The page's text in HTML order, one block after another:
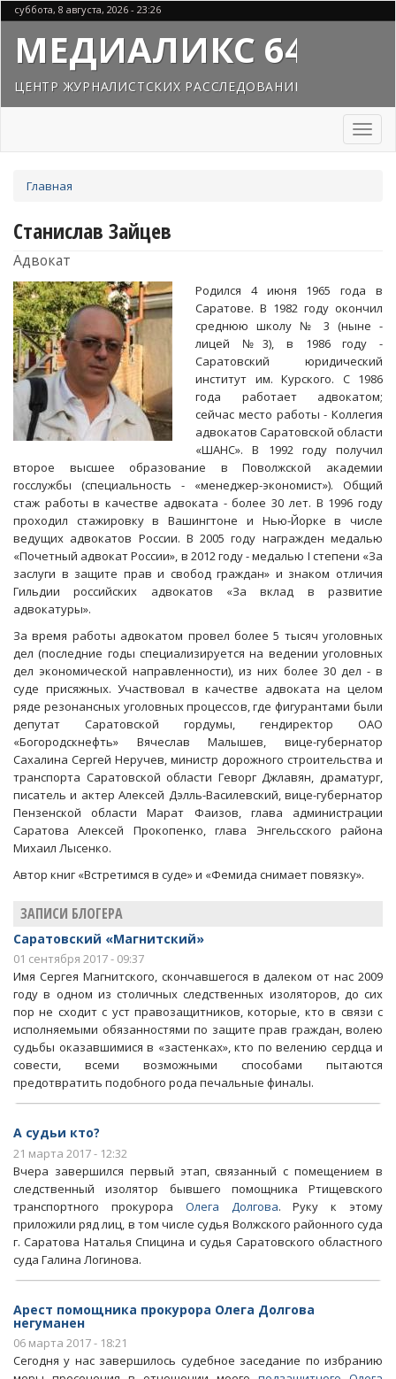
Перейти
к
основному
содержанию
суббота, 8 августа, 2026 - 23:26
МЕДИАЛИКС 64
ЦЕНТР ЖУРНАЛИСТСКИХ РАССЛЕДОВАНИЙ
Toggle
здесь
Главная
Станислав Зайцев
Адвокат
Родился 4 июня 1965 года в
Саратове. В 1982 году окончил
среднюю школу № 3 (ныне -
лицей №3), в 1986 году -
Саратовский юридический
институт им. Курского. С 1986
года работает адвокатом;
сейчас место работы - Коллегия
адвокатов Саратовской области
«ШАНС». В 1992 году получил
второе высшее образование в Поволжской академии
госслужбы (специальность - «менеджер-экономист»). Общий
стаж работы в качестве адвоката - более 30 лет. В 1996 году
проходил стажировку в Вашингтоне и Нью-Йорке в числе
ведущих адвокатов России. В 2005 году награжден медалью
«Почетный адвокат России», в 2012 году - медалью I степени «За
заслуги в защите прав и свобод граждан» и знаком отличия
Гильдии российских адвокатов «За вклад в развитие
адвокатуры».
За время работы адвокатом провел более 5 тысяч уголовных
дел (последние годы специализируется на ведении уголовных
дел экономической направленности), из них более 30 дел - в
суде присяжных. Участвовал в качестве адвоката на целом
ряде резонансных уголовных процессов, где фигурантами были
депутат Саратовской гордумы, гендиректор ОАО
«Богородскнефть» Вячеслав Малышев, вице-губернатор
Сахалина Сергей Неручев, министр дорожного строительства и
транспорта Саратовской области Геворг Джлавян, драматург,
писатель и актер Алексей Дэлль-Василевский, вице-губернатор
Пензенской области Марат Фаизов, глава администрации
Саратова Алексей Прокопенко, глава Энгельсского района
Михаил Лысенко.
Автор книг «Встретимся в суде» и «Фемида снимает повязку».
ЗАПИСИ БЛОГЕРА
Саратовский «Магнитский»
01 сентября 2017 - 09:37
Имя Сергея Магнитского, скончавшегося в далеком от нас 2009
году в одном из столичных следственных изоляторов, до сих
пор не сходит с уст правозащитников, которые, кто в связи с
исполняемыми обязанностями по защите прав граждан, волею
судьбы оказавшимися в «застенках», кто по велению сердца и
совести, всеми возможными способами пытаются
предотвратить подобного рода печальные финалы.
А судьи кто?
21 марта 2017 - 12:32
Вчера завершился первый этап, связанный с помещением в
следственный изолятор бывшего помощника Ртищевского
транспортного прокурора Олега Долгова. Руку к этому
приложили ряд лиц, в том числе судья Волжского районного суда
г. Саратова Наталья Спицина и судья Саратовского областного
суда Галина Логинова.
Арест помощника прокурора Олега Долгова
негуманен
06 марта 2017 - 18:21
Сегодня у нас завершилось судебное заседание по избранию